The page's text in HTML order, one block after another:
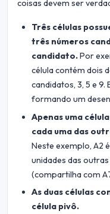
coisas devem ser
Três células
três números
candidato.Por
célula contém dois
candidatos, 3, 5 e
formando um
Apenas uma
cada uma das
Neste exemplo, A2
unidades das
(compartilha com
As duas células
célula pivô.